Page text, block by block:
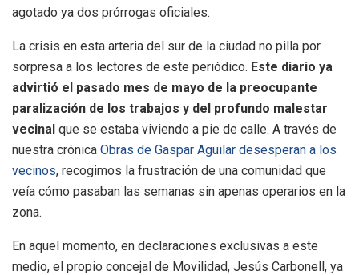
agotado ya dos prórrogas oficiales.
La crisis en esta arteria del sur de la ciudad no pilla por
sorpresa a los lectores de este periódico. Este diario ya
advirtió el pasado mes de mayo de la preocupante
paralización de los trabajos y del profundo malestar
vecinal que se estaba viviendo a pie de calle. A través de
nuestra crónica Obras de Gaspar Aguilar desesperan a los
vecinos, recogimos la frustración de una comunidad que
veía cómo pasaban las semanas sin apenas operarios en la
zona.
En aquel momento, en declaraciones exclusivas a este
medio, el propio concejal de Movilidad, Jesús Carbonell, ya